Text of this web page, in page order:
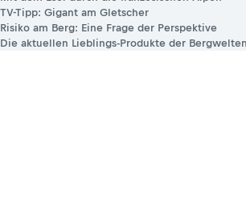
TV-Tipp: Gigant am Gletscher
Risiko am Berg: Eine Frage der Perspektive
Die aktuellen Lieblings-Produkte der